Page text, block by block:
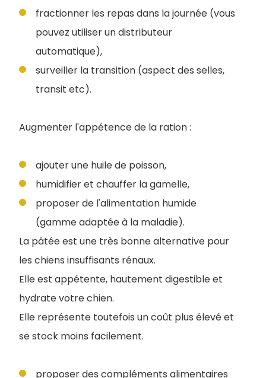
fractionner les repas dans la journée (vous
pouvez utiliser un distributeur
automatique),
surveiller la transition (aspect des selles,
transit etc).
Augmenter l'appétence de la ration :
ajouter une huile de poisson,
humidifier et chauffer la gamelle,
proposer de l'alimentation humide
(gamme adaptée à la maladie).
La pâtée est une très bonne alternative pour
les chiens insuffisants rénaux.
Elle est appétente, hautement digestible et
hydrate votre chien.
Elle représente toutefois un coût plus élevé et
se stock moins facilement.
proposer des compléments alimentaires